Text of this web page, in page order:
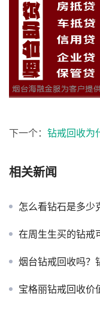
下一个： 钻戒回收为
相关新闻
怎么看钻石是多少
在周生生买的钻戒
烟台钻戒回收吗？
宝格丽钻戒回收价